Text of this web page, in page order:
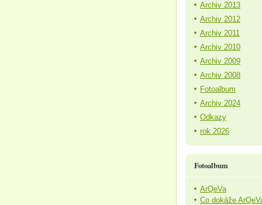
Archiv 2013
Archiv 2012
Archiv 2011
Archiv 2010
Archiv 2009
Archiv 2008
Fotoalbum
Archiv 2024
Odkazy
rok 2026
Fotoalbum
ArQeVa
Co dokáže